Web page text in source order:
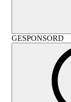
GESPONSORD